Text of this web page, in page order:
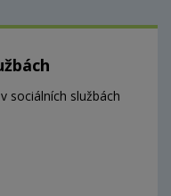
sociálních službách